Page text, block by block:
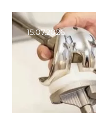
15.07.2026